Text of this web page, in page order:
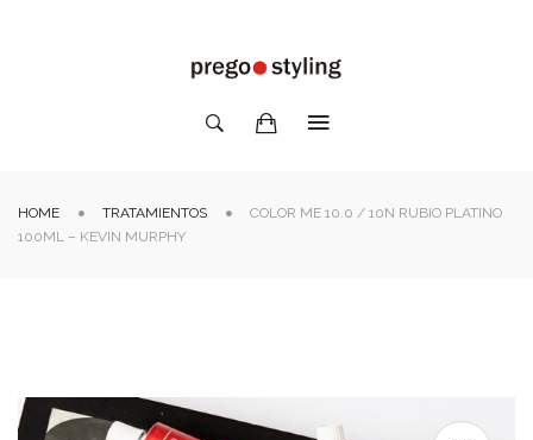
HOME TRATAMIENTOS
COLOR ME 10.0 / 10N RUBIO PLATINO
100ML – KEVIN MURPHY